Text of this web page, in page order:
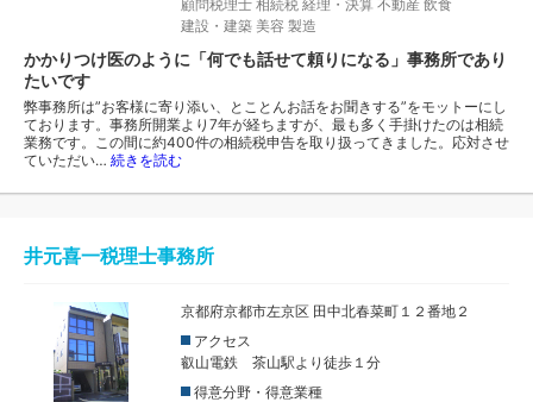
顧問税理士 相続税 経理・決算 不動産 飲食
建設・建築 美容 製造
かかりつけ医のように「何でも話せて頼りになる」事務所であり
たいです
弊事務所は”お客様に寄り添い、とことんお話をお聞きする”をモットーにし
ております。事務所開業より7年が経ちますが、最も多く手掛けたのは相続
業務です。この間に約400件の相続税申告を取り扱ってきました。応対させ
ていただい… 続きを読む
井元喜一税理士事務所
京都府京都市左京区 田中北春菜町１２番地２
アクセス
叡山電鉄 茶山駅より徒歩１分
得意分野・得意業種